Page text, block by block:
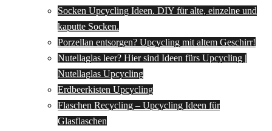
Socken Upcycling Ideen. DIY für alte, einzelne und
kaputte Socken.
Porzellan entsorgen? Upcycling mit altem Geschirr!
Nutellaglas leer? Hier sind Ideen fürs Upcycling |
Nutellaglas Upcycling
Erdbeerkisten Upcycling
Flaschen Recycling – Upcycling Ideen für
Glasflaschen